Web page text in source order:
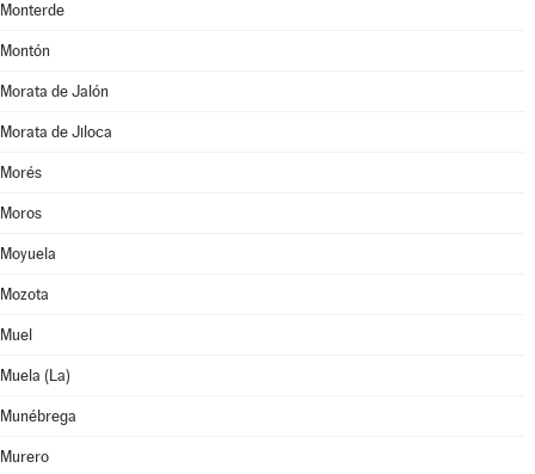
Monterde
Montón
Morata de Jalón
Morata de Jiloca
Morés
Moros
Moyuela
Mozota
Muel
Muela (La)
Munébrega
Murero